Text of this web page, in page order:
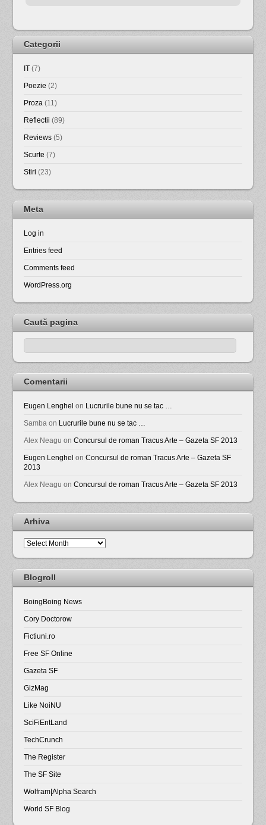
Categorii
IT (7)
Poezie (2)
Proza (11)
Reflectii (89)
Reviews (5)
Scurte (7)
Stiri (23)
Meta
Log in
Entries feed
Comments feed
WordPress.org
Caută pagina
Comentarii
Eugen Lenghel on Lucrurile bune nu se tac …
Samba on Lucrurile bune nu se tac …
Alex Neagu onConcursul de roman Tracus Arte – Gazeta SF 2013
Eugen Lenghel onConcursul de roman Tracus Arte – Gazeta SF
2013
Alex Neagu onConcursul de roman Tracus Arte – Gazeta SF 2013
Arhiva
Arhiva
Blogroll
BoingBoing News
Cory Doctorow
Fictiuni.ro
Free SF Online
Gazeta SF
GizMag
Like NoiNU
SciFiEntLand
TechCrunch
The Register
The SF Site
Wolfram|Alpha Search
World SF Blog